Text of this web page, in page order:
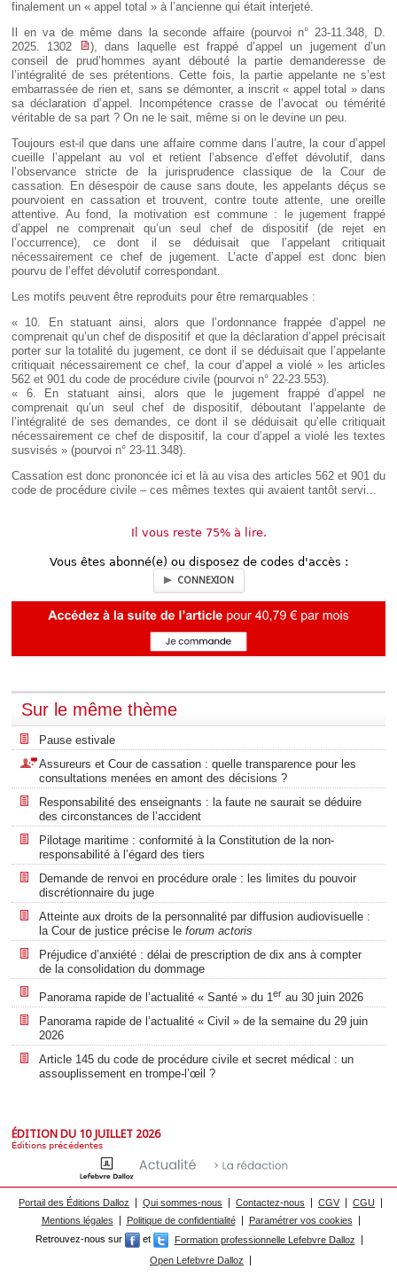
finalement un « appel total » à l’ancienne qui était interjeté.
Il en va de même dans la seconde affaire (pourvoi n° 23-11.348, D.
2025. 1302
), dans laquelle est frappé d’appel un jugement d’un
conseil de prud’hommes ayant débouté la partie demanderesse de
l’intégralité de ses prétentions. Cette fois, la partie appelante ne s’est
embarrassée de rien et, sans se démonter, a inscrit « appel total » dans
sa déclaration d’appel. Incompétence crasse de l’avocat ou témérité
véritable de sa part ? On ne le sait, même si on le devine un peu.
Toujours est-il que dans une affaire comme dans l’autre, la cour d’appel
cueille l’appelant au vol et retient l’absence d’effet dévolutif, dans
l’observance stricte de la jurisprudence classique de la Cour de
cassation. En désespoir de cause sans doute, les appelants déçus se
pourvoient en cassation et trouvent, contre toute attente, une oreille
attentive. Au fond, la motivation est commune : le jugement frappé
d’appel ne comprenait qu’un seul chef de dispositif (de rejet en
l’occurrence), ce dont il se déduisait que l’appelant critiquait
nécessairement ce chef de jugement. L’acte d’appel est donc bien
pourvu de l’effet dévolutif correspondant.
Les motifs peuvent être reproduits pour être remarquables :
« 10. En statuant ainsi, alors que l’ordonnance frappée d’appel ne
comprenait qu’un chef de dispositif et que la déclaration d’appel précisait
porter sur la totalité du jugement, ce dont il se déduisait que l’appelante
critiquait nécessairement ce chef, la cour d’appel a violé » les articles
562 et 901 du code de procédure civile (pourvoi n° 22-23.553).
« 6. En statuant ainsi, alors que le jugement frappé d’appel ne
comprenait qu’un seul chef de dispositif, déboutant l’appelante de
l’intégralité de ses demandes, ce dont il se déduisait qu’elle critiquait
nécessairement ce chef de dispositif, la cour d’appel a violé les textes
susvisés » (pourvoi n° 23-11.348).
Cassation est donc prononcée ici et là au visa des articles 562 et 901 du
code de procédure civile – ces mêmes textes qui avaient tantôt servi...
Il vous reste 75% à lire.
Vous êtes abonné(e) ou disposez de codes d'accès :
CONNEXION
Sur le même thème
Pause estivale
Assureurs et Cour de cassation : quelle transparence pour les
consultations menées en amont des décisions ?
Responsabilité des enseignants : la faute ne saurait se déduire
des circonstances de l’accident
Pilotage maritime : conformité à la Constitution de la non-
responsabilité à l’égard des tiers
Demande de renvoi en procédure orale : les limites du pouvoir
discrétionnaire du juge
Atteinte aux droits de la personnalité par diffusion audiovisuelle :
la Cour de justice précise le forum actoris
Préjudice d’anxiété : délai de prescription de dix ans à compter
de la consolidation du dommage
Panorama rapide de l’actualité « Santé » du 1er au 30 juin 2026
Panorama rapide de l’actualité « Civil » de la semaine du 29 juin
2026
Article 145 du code de procédure civile et secret médical : un
assouplissement en trompe-l’œil ?
ÉDITION DU 10 JUILLET 2026
Éditions précédentes
Portail des Éditions Dalloz Qui sommes-nous Contactez-nous CGV
CGU
Mentions légales
Politique de confidentialité
Paramétrer vos cookies
Retrouvez-nous sur
et
Formation professionnelle Lefebvre Dalloz
Open Lefebvre Dalloz